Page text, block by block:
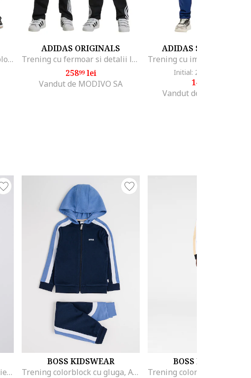
Trening cu gluga si model colorblock, Negru/Gri deschis
ADIDAS ORIGINALS
Trening cu fermoar si detalii logo Firebird, Negru/Alb optic
25899lei
Vandut de MODIVO SA
ADIDAS SPORTSWEAR
Initial: 259
149
Vandut de Fashion Days
Jacheta din fleece cu model tie-dye, Alb/Negru/Verde persan
BOSS KIDSWEAR
Trening colorblock cu gluga, Albastru glaciar/Bleumarin
BOSS KIDSWEAR